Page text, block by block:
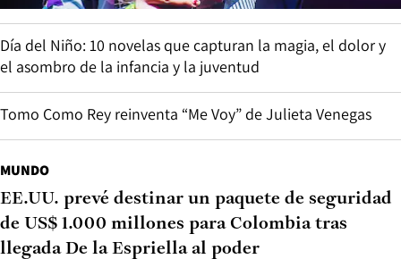
Día del Niño: 10 novelas que capturan la magia, el dolor y
el asombro de la infancia y la juventud
Tomo Como Rey reinventa “Me Voy” de Julieta Venegas
MUNDO
EE.UU. prevé destinar un paquete de seguridad
de US$ 1.000 millones para Colombia tras
llegada De la Espriella al poder